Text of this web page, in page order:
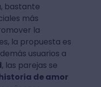
bastante
más
la
la propuesta es
usuarios a
, las parejas se
de amor